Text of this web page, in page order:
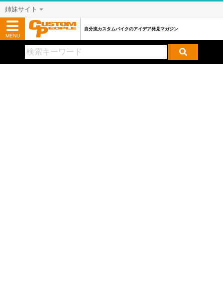
姉妹サイト
MENU
自分流カスタムバイクのアイデア発見マガジン